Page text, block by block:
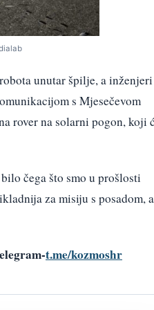
unutar špilje, a inženjeri
s Mjesečevom
rover na solarni pogon, koji
čega što smo u prošlosti
za misiju s posadom, a
t.me/kozmoshr